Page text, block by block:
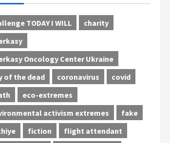
TODAY I WILL
charity
Oncology Center Ukraine
of the dead
coronavirus
covid
eco-extremes
activism extremes
fake
fiction
flight attendant